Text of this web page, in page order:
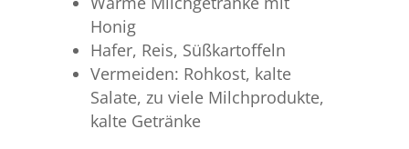
Honig
Hafer, Reis, Süßkartoffeln
Vermeiden: Rohkost, kalte
Salate, zu viele Milchprodukte,
kalte Getränke